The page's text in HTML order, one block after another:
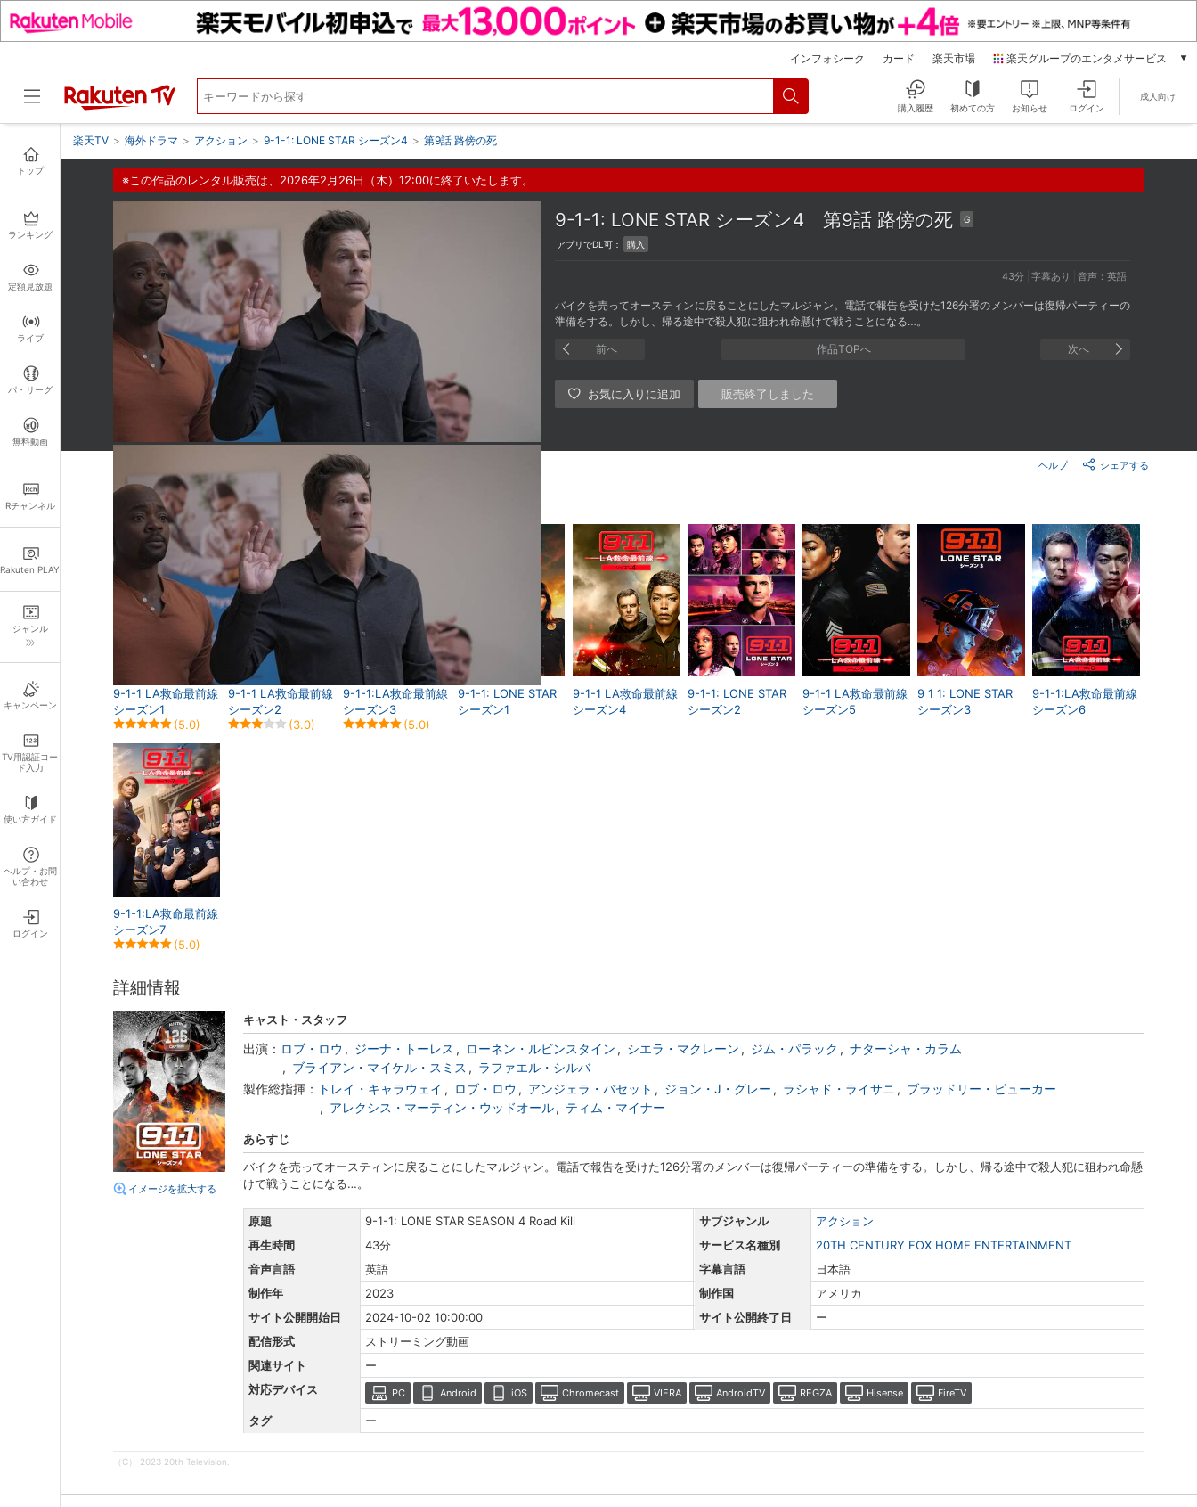
インフォシーク カード 楽天市場 楽天グループのエンタメサービス
本/ゲーム/CD/DVD
電子書籍
楽天ミュージック
動画配信
動画配信ガイド
Rakuten PLAY
無料テレビ
Rチャンネル
購入履歴 初めての方 お知らせ ログイン
成人向け
トップ
ランキング
定額見放題
ライブ
パ・リーグ
無料動画
Rチャンネル
Rakuten PLAY
ジャンル
キャンペーン
TV用認証コー
ド入力
使い方ガイド
ヘルプ・お問
い合わせ
ログイン
楽天TV > 海外ドラマ > アクション > 9-1-1: LONE STAR シーズン4 > 第9話 路傍の死
※この作品のレンタル販売は、2026年2月26日（木）12:00に終了いたします。
9-1-1: LONE STAR シーズン4 第9話 路傍の死 G
アプリでDL可： 購入
43分 字幕あり 音声：英語
バイクを売ってオースティンに戻ることにしたマルジャン。電話で報告を受けた126分署のメンバーは復帰パーティーの
準備をする。しかし、帰る途中で殺人犯に狙われ命懸けで戦うことになる…。
前へ 作品TOPへ 次へ
販売終了しました
シェアする
ヘルプ
関連作品
9-1-1 LA救命最前線
シーズン1
(5.0)
9-1-1 LA救命最前線
シーズン2
(3.0)
9-1-1:LA救命最前線
シーズン3
(5.0)
9-1-1: LONE STAR
シーズン1
9-1-1 LA救命最前線
シーズン4
9-1-1: LONE STAR
シーズン2
9-1-1 LA救命最前線
シーズン5
9 1 1: LONE STAR
シーズン3
9-1-1:LA救命最前線
シーズン6
9-1-1:LA救命最前線
シーズン7
(5.0)
詳細情報
イメージを拡大する
キャスト・スタッフ
出演： ロブ・ロウ ジーナ・トーレス ローネン・ルビンスタイン シエラ・マクレーン ジム・パラック
ナターシャ・カラム
ブライアン・マイケル・スミス
ラファエル・シルバ
製作総指揮：
トレイ・キャラウェイ ロブ・ロウ アンジェラ・バセット ジョン・J・グレー ラシャド・ライサニ
ブラッドリー・ビューカー
アレクシス・マーティン・ウッドオール
ティム・マイナー
あらすじ
バイクを売ってオースティンに戻ることにしたマルジャン。電話で報告を受けた126分署のメンバーは復帰パーティーの準備をする。しかし、帰る途中で殺人犯に狙われ命懸
けで戦うことになる…。
原題 9-1-1: LONE STAR SEASON 4 Road Kill サブジャンル
アクション
再生時間
43分 サービス名種別
20TH CENTURY FOX HOME ENTERTAINMENT
音声言語
英語 字幕言語
日本語
制作年
2023 制作国
アメリカ
サイト公開開始日
2024-10-02 10:00:00 サイト公開終了日
ー
配信形式
ストリーミング動画
関連サイト
ー
対応デバイス
PC Android iOS Chromecast VIERA AndroidTV REGZA Hisense FireTV
タグ ー
（C） 2023 20th Television.